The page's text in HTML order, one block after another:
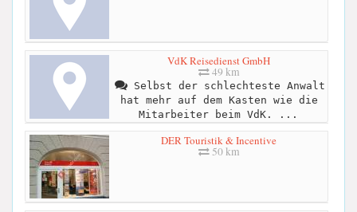
VdK Reisedienst GmbH
49 km
Selbst der schlechteste Anwalt
hat mehr auf dem Kasten wie die
Mitarbeiter beim VdK. ...
DER Touristik & Incentive
50 km